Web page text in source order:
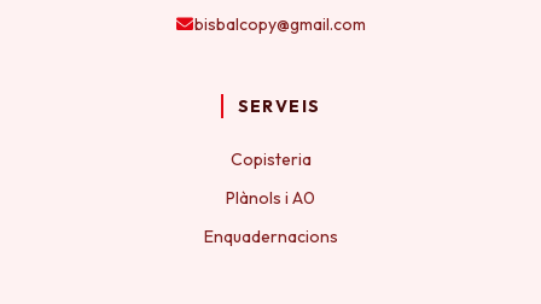
bisbalcopy@gmail.com
SERVEIS
Copisteria
Plànols i A0
Enquadernacions